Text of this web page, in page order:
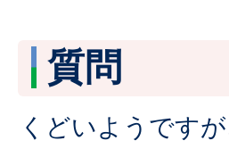
質問
くどいようです